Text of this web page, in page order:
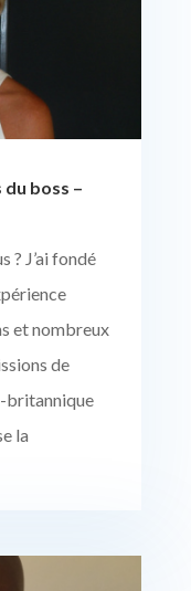
du boss –
? J’ai fondé
et nombreux
de
britannique
la